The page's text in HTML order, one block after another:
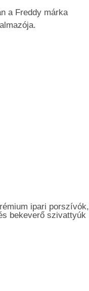
a Freddy márka
ipari porszívók,
bekeverő szivattyúk